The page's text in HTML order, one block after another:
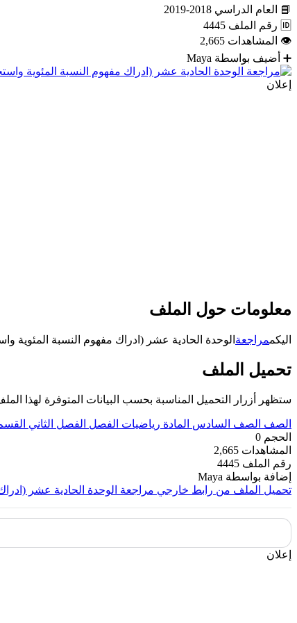
📘 العام الدراسي 2018-2019
🆔 رقم الملف 4445
👁 المشاهدات 2,665
➕ أضيف بواسطة Maya
إعلان
معلومات حول الملف
اليكممراجعة الوحدة الحادية عشر (ادراك مفهوم النسبة المئوية
تحميل الملف
ستظهر أزرار التحميل المناسبة بحسب البيانات المتوفرة لهذا
الصف الصف السادس المادة رياضيات الفصل الفصل الثاني
الحجم 0
المشاهدات 2,665
رقم الملف 4445
إضافة بواسطة Maya
تحميل الملف من رابط خارجي مراجعة الوحدة الحادية عشر
إعلان